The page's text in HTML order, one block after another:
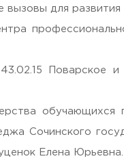
вызовы для
Поварское
обучающихся
Сочинского
Елена Юрьевна.